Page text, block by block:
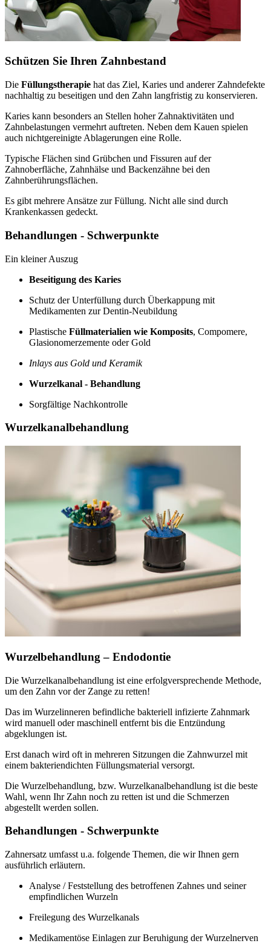
Schützen Sie Ihren Zahnbestand
Die Füllungstherapie hat das Ziel, Karies und anderer Zahndefekte
nachhaltig zu beseitigen und den Zahn langfristig zu konservieren.
Karies kann besonders an Stellen hoher Zahnaktivitäten und
Zahnbelastungen vermehrt auftreten. Neben dem Kauen spielen
auch nichtgereinigte Ablagerungen eine Rolle.
Typische Flächen sind Grübchen und Fissuren auf der
Zahnoberfläche, Zahnhälse und Backenzähne bei den
Zahnberührungsflächen.
Es gibt mehrere Ansätze zur Füllung. Nicht alle sind durch
Krankenkassen gedeckt.
Behandlungen - Schwerpunkte
Ein kleiner Auszug
Beseitigung des Karies
Schutz der Unterfüllung durch Überkappung mit
Medikamenten zur Dentin-Neubildung
Plastische Füllmaterialien wie Komposits, Compomere,
Glasionomerzemente oder Gold
Inlays aus Gold und Keramik
Wurzelkanal - Behandlung
Sorgfältige Nachkontrolle
Wurzelkanalbehandlung
Wurzelbehandlung – Endodontie
Die Wurzelkanalbehandlung ist eine erfolgversprechende Methode,
um den Zahn vor der Zange zu retten!
Das im Wurzelinneren befindliche bakteriell infizierte Zahnmark
wird manuell oder maschinell entfernt bis die Entzündung
abgeklungen ist.
Erst danach wird oft in mehreren Sitzungen die Zahnwurzel mit
einem bakteriendichten Füllungsmaterial versorgt.
Die Wurzelbehandlung, bzw. Wurzelkanalbehandlung ist die beste
Wahl, wenn Ihr Zahn noch zu retten ist und die Schmerzen
abgestellt werden sollen.
Behandlungen - Schwerpunkte
Zahnersatz umfasst u.a. folgende Themen, die wir Ihnen gern
ausführlich erläutern.
Analyse / Feststellung des betroffenen Zahnes und seiner
empfindlichen Wurzeln
Freilegung des Wurzelkanals
Medikamentöse Einlagen zur Beruhigung der Wurzelnerven